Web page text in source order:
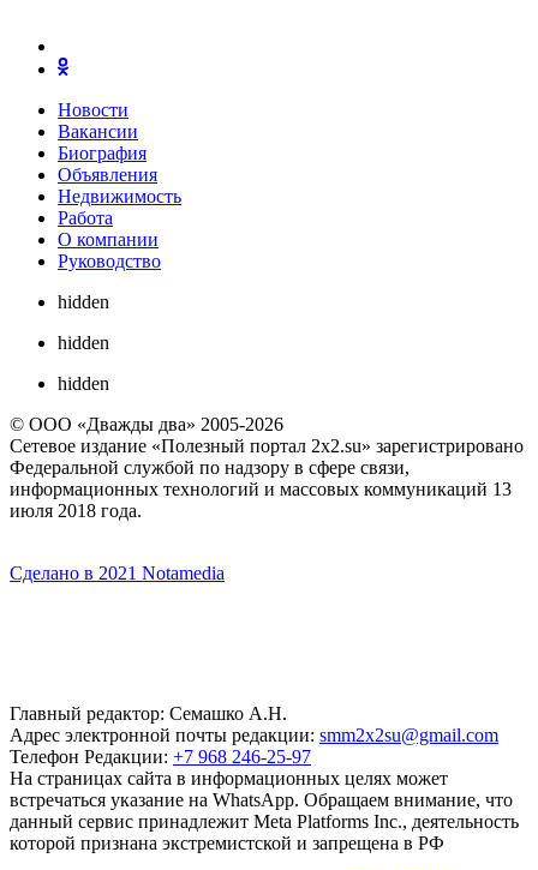
Новости
Вакансии
Биография
Объявления
Недвижимость
Работа
О компании
Руководство
hidden
hidden
hidden
© ООО «Дважды два» 2005-2026
Сетевое издание «Полезный портал 2x2.su» зарегистрировано
Федеральной службой по надзору в сфере связи,
информационных технологий и массовых коммуникаций 13
июля 2018 года.
Сделано в 2021 Notamedia
Главный редактор: Семашко А.Н.
Адрес электронной почты редакции: smm2x2su@gmail.com
Телефон Редакции: +7 968 246-25-97
На страницах сайта в информационных целях может
встречаться указание на WhatsApp. Обращаем внимание, что
данный сервис принадлежит Meta Platforms Inc., деятельность
которой признана экстремистской и запрещена в РФ